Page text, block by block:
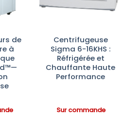
de
à
Centrifugeuse
Sigma 6-16KHS :
Réfrigérée et
Chauffante Haute
Performance
Sur commande